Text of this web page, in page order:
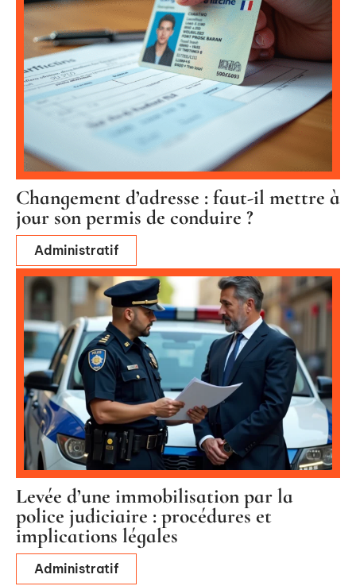
Changement d’adresse : faut-il mettre à
jour son permis de conduire ?
Administratif
Levée d’une immobilisation par la
police judiciaire : procédures et
implications légales
Administratif